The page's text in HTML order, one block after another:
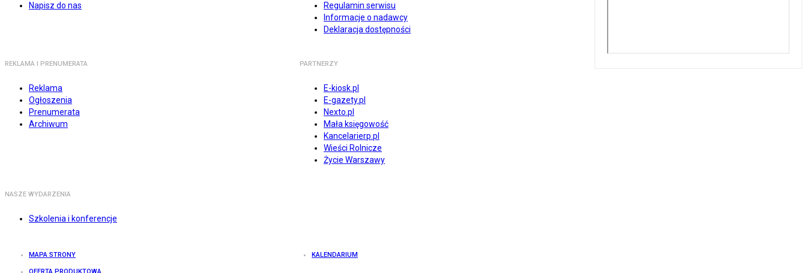
Napisz do nas
Regulamin serwisu
Informacje o nadawcy
Deklaracja dostępności
REKLAMA I PRENUMERATA
Reklama
Ogłoszenia
Prenumerata
Archiwum
PARTNERZY
E-kiosk.pl
E-gazety.pl
Nexto.pl
Mała księgowość
Kancelarierp.pl
Wieści Rolnicze
Życie Warszawy
NASZE WYDARZENIA
Szkolenia i konferencje
MAPA STRONY KALENDARIUM